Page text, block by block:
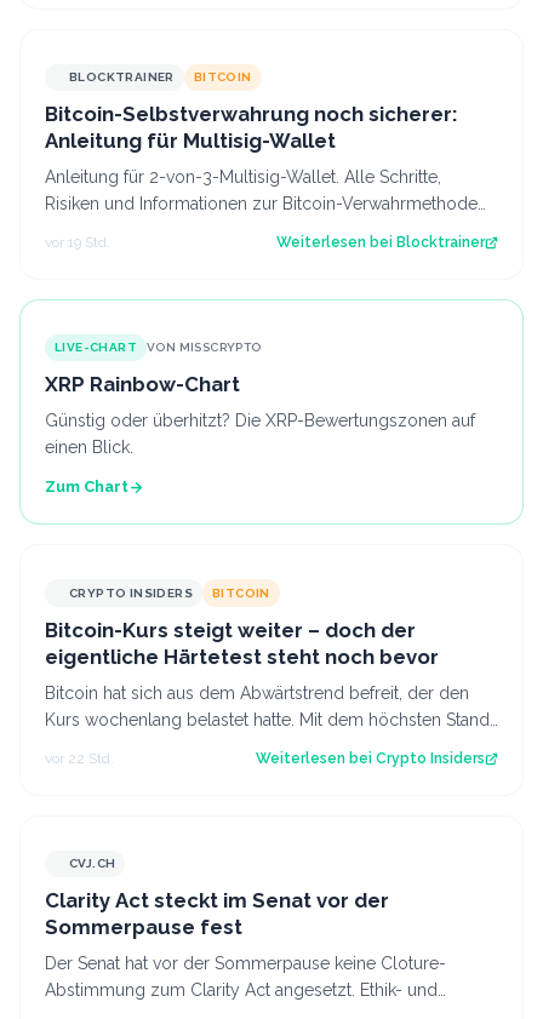
BLOCKTRAINER BITCOIN
Bitcoin-Selbstverwahrung noch sicherer:
Anleitung für Multisig-Wallet
Anleitung für 2-von-3-Multisig-Wallet. Alle Schritte,
Risiken und Informationen zur Bitcoin-Verwahrmethode
vor 19 Std. Weiterlesen bei Blocktrainer
LIVE-CHART VON MISSCRYPTO
XRP Rainbow-Chart
Günstig oder überhitzt? Die XRP-Bewertungszonen auf
einen Blick.
Zum Chart
CRYPTO INSIDERS BITCOIN
Bitcoin-Kurs steigt weiter – doch der
eigentliche Härtetest steht noch bevor
Bitcoin hat sich aus dem Abwärtstrend befreit, der den
Kurs wochenlang belastet hatte. Mit dem höchsten Stand
vor 22 Std. Weiterlesen bei Crypto Insiders
CVJ.CHCVJ.CH
Clarity Act steckt im Senat vor der
Sommerpause fest
Der Senat hat vor der Sommerpause keine Cloture-
Abstimmung zum Clarity Act angesetzt. Ethik- und